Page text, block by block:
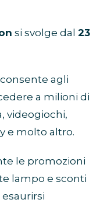
si svolge dal 23
agli
a milioni di
videogiochi,
e molto altro.
le promozioni
lampo e sconti